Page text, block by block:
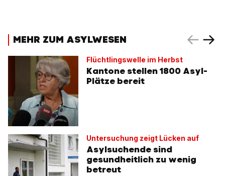
MEHR ZUM ASYLWESEN
Flüchtlingswelle im Herbst
Kantone stellen 1800 Asyl-
Plätze bereit
Untersuchung zeigt Lücken auf
Asylsuchende sind
gesundheitlich zu wenig
betreut